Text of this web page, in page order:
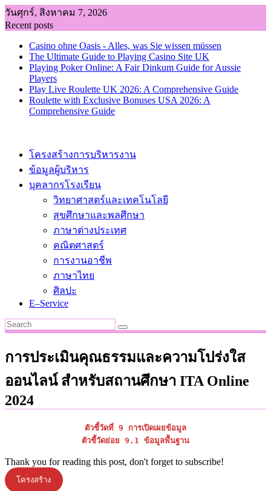
Skip
to
content
วันศุกร์, สิงหาคม 7, 2026
Recent posts
Casino ohne Oasis - Alles, was Sie wissen müssen
The Ultimate Guide to Playing Casino Site UK
Playing Poker Online: A Fair Dinkum Guide for Aussie
Players
Play Live Roulette UK 2026: A Comprehensive Guide
Roulette with Exclusive Bonuses USA 2026: A
Comprehensive Guide
โครงสร้างการบริหารงาน
ข้อมูลผู้บริหาร
บุคลากรโรงเรียน
วิทยาศาสตร์และเทคโนโลยี
สุขศึกษาและพลศึกษา
ภาษาต่างประเทศ
คณิตศาสตร์
การงานอาชีพ
ภาษาไทย
ศิลปะ
E–Service
การประเมินคุณธรรมและความโปร่งใส
ออนไลน์ สำหรับสถานศึกษา ITA Online
2024
ตัวชี้วัดที่ 9 การเปิดเผยข้อมูล
ตัวชี้วัดย่อย 9.1 ข้อมูลพื้นฐาน
Thank you for reading this post, don't forget to subscribe!
โครงสร้าง